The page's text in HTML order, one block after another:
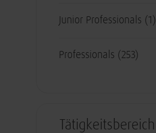
Junior Professionals (1)
Professionals (253)
Tätigkeitsbereich